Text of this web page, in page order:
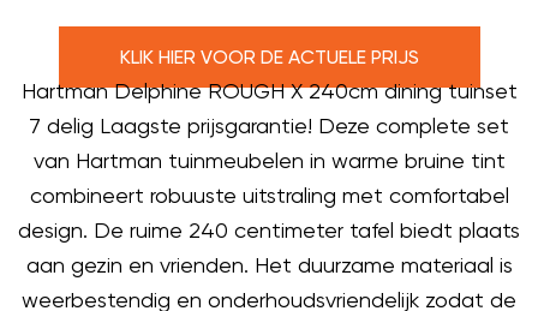
KLIK HIER VOOR DE ACTUELE PRIJS
Hartman Delphine ROUGH X 240cm dining tuinset
7 delig Laagste prijsgarantie! Deze complete set
van Hartman tuinmeubelen in warme bruine tint
combineert robuuste uitstraling met comfortabel
design. De ruime 240 centimeter tafel biedt plaats
aan gezin en vrienden. Het duurzame materiaal is
weerbestendig en onderhoudsvriendelijk zodat de